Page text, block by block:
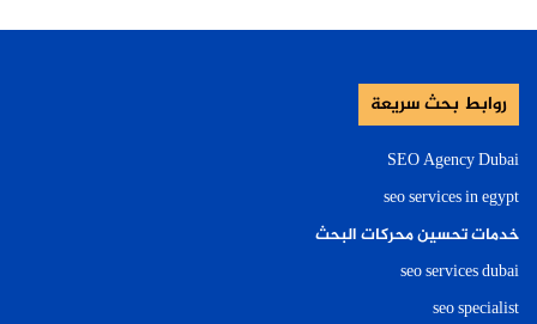
روابط بحث سريعة
SEO Agency Dubai
seo services in egypt
خدمات تحسين محركات البحث
seo services dubai
seo specialist